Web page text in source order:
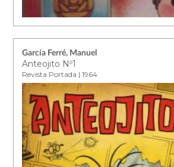
García Ferré, Manuel
Anteojito Nº1
Revista Portada | 1964